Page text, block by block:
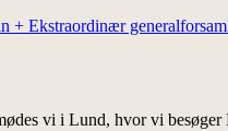
+ Ekstraordinær
vi i Lund, hvor vi